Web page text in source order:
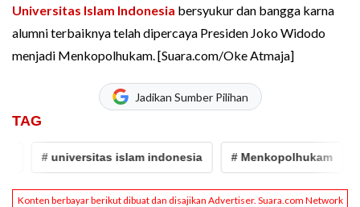
Universitas Islam Indonesia bersyukur dan bangga karna
alumni terbaiknya telah dipercaya Presiden Joko Widodo
menjadi Menkopolhukam. [Suara.com/Oke Atmaja]
Jadikan Sumber Pilihan
TAG
# universitas islam indonesia # Menkopolhukam